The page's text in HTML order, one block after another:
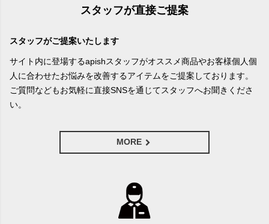
スタッフが直接ご提案
スタッフがご提案いたします
サイト内に登場するapishスタッフがオススメ商品やお客様個人個
人に合わせたお悩みを改善するアイテムをご提案しております。
ご質問などもお気軽に直接SNSを通じてスタッフへお聞きくださ
い。
MORE